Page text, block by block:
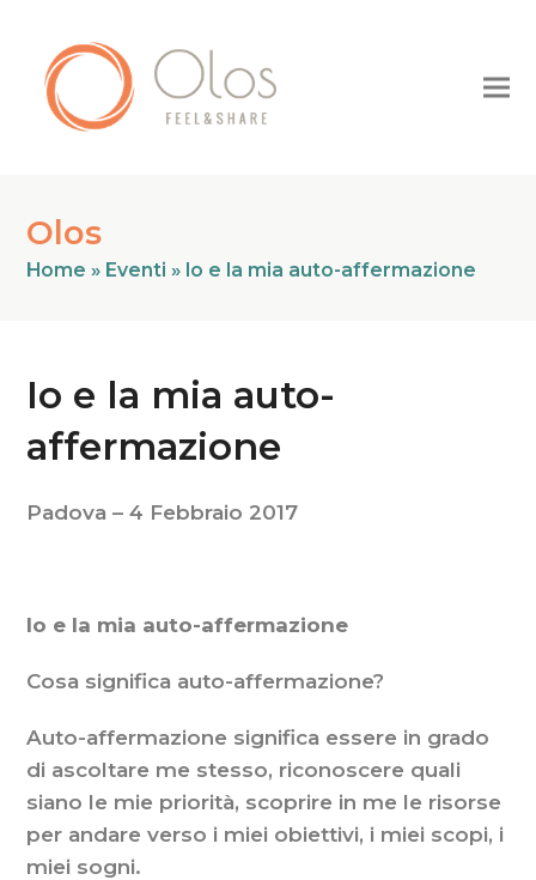
Olos
Home » Eventi » Io e la mia auto-affermazione
Io e la mia auto-
affermazione
Padova – 4 Febbraio 2017
Io e la mia auto-affermazione
Cosa significa auto-affermazione?
Auto-affermazione significa essere in grado
di ascoltare me stesso, riconoscere quali
siano le mie priorità, scoprire in me le risorse
per andare verso i miei obiettivi, i miei scopi, i
miei sogni.